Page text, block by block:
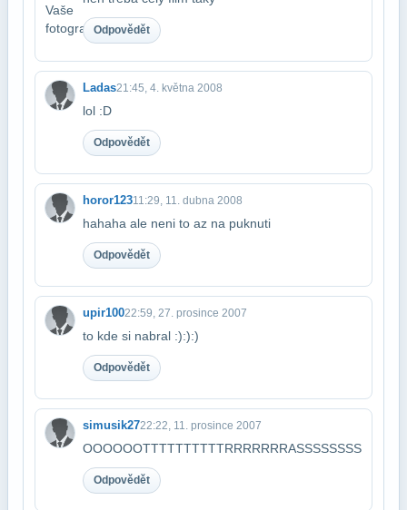
Odpovědět
Ladas21:45, 4. května 2008
lol :D
Odpovědět
horor12311:29, 11. dubna 2008
hahaha ale neni to az na puknuti
Odpovědět
upir10022:59, 27. prosince 2007
to kde si nabral :):):)
Odpovědět
simusik2722:22, 11. prosince 2007
OOOOOOTTTTTTTTTTRRRRRRRASSSSSSSS
Odpovědět